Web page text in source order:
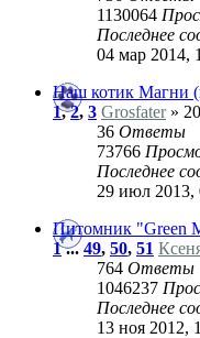
1130064
Последнее
04 мар 2014,
Наш котик Магни
1,2, 3 Grosfater»
36 Ответы
73766
Последнее
29 июл 2013,
Питомник "Green
1...49, 50, 51
764 Ответы
1046237
Последнее
13 ноя 2012,